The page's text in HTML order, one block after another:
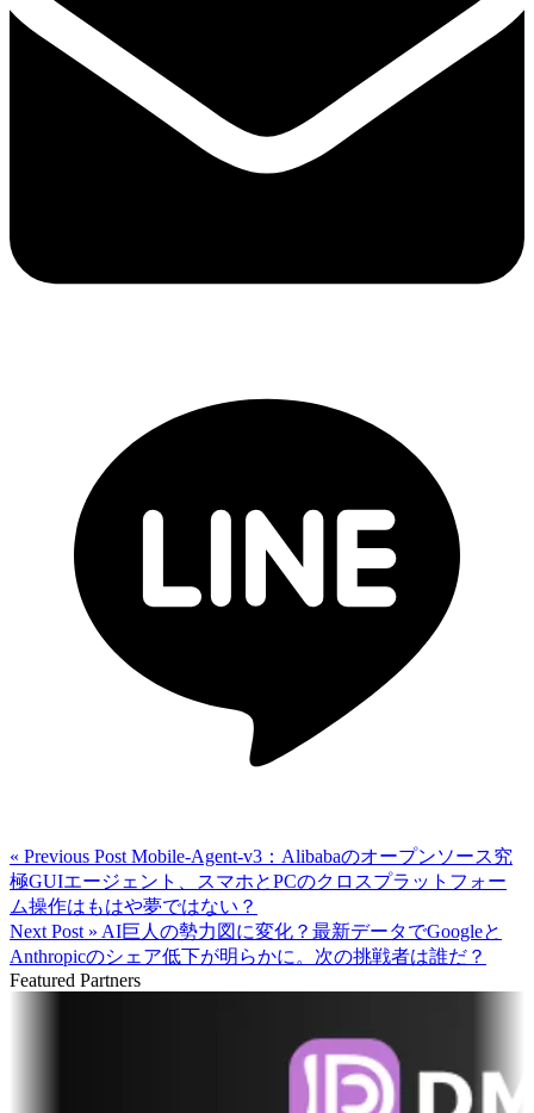
« Previous Post Mobile-Agent-v3：Alibabaのオープンソース究
極GUIエージェント、スマホとPCのクロスプラットフォー
ム操作はもはや夢ではない？
Next Post » AI巨人の勢力図に変化？最新データでGoogleと
Anthropicのシェア低下が明らかに。次の挑戦者は誰だ？
Featured Partners